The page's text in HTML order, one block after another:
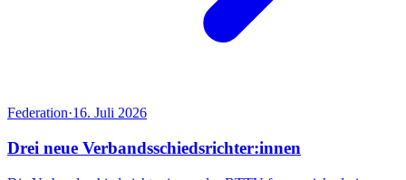
Federation·16. Juli 2026
Drei neue Verbandsschiedsrichter:innen